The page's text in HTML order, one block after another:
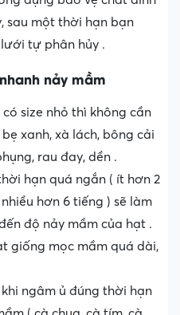
sau một thời hạn bạn
tự phân hủy .
nảy mầm
size nhỏ thì không cần
xanh, xà lách, bông cải
rau đay, dền .
hạn quá ngắn ( ít hơn 2
hơn 6 tiếng ) sẽ làm
độ nảy mầm của hạt .
giống mọc mầm quá dài,
ngâm ủ đúng thời hạn